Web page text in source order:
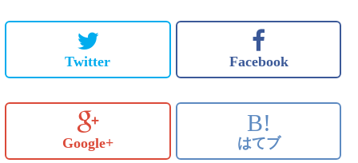
Twitter Facebook
Google+
B!
はてブ